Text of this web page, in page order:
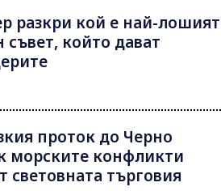
разкри кой е най-лошият
съвет, който дават
проток до Черно
морските конфликти
световната търговия